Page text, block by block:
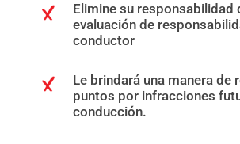
Elimine su responsabilidad
evaluación de
conductor
Le brindará una manera de
puntos por infracciones
conducción.